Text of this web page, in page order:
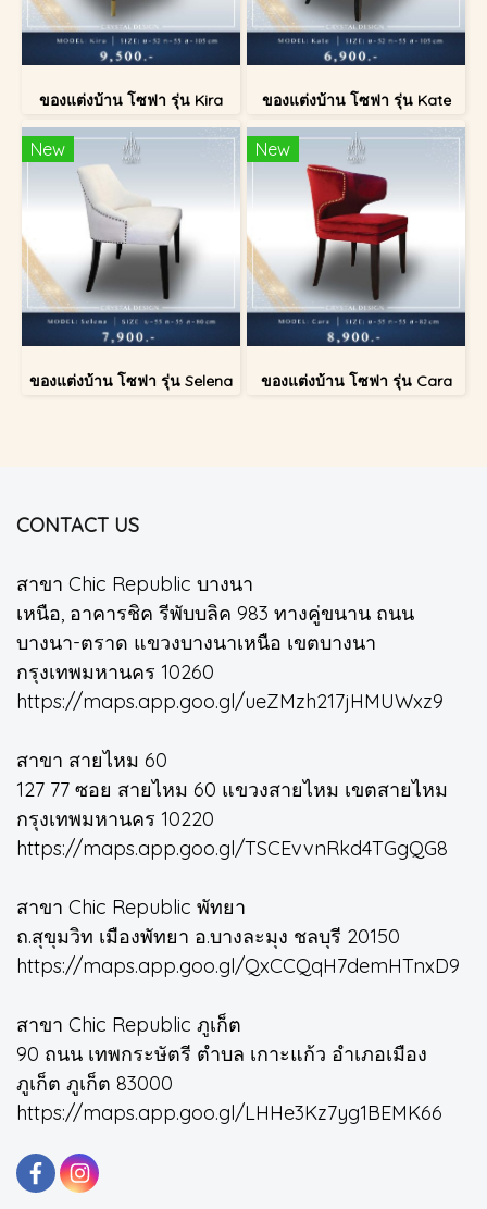
ของแต่งบ้าน โซฟา รุ่น Kira ของแต่งบ้าน โซฟา รุ่น Kate
New
ของแต่งบ้าน โซฟา รุ่น Selena
New
ของแต่งบ้าน โซฟา รุ่น Cara
CONTACT US
สาขา Chic Republic บางนา
เหนือ, อาคารชิค รีพับบลิค 983 ทางคู่ขนาน ถนน
บางนา-ตราด แขวงบางนาเหนือ เขตบางนา
กรุงเทพมหานคร 10260
https://maps.app.goo.gl/ueZMzh217jHMUWxz9
สาขา สายไหม 60
127 77 ซอย สายไหม 60 แขวงสายไหม เขตสายไหม
กรุงเทพมหานคร 10220
https://maps.app.goo.gl/TSCEvvnRkd4TGgQG8
สาขา Chic Republic พัทยา
ถ.สุขุมวิท เมืองพัทยา อ.บางละมุง ชลบุรี 20150
https://maps.app.goo.gl/QxCCQqH7demHTnxD9
สาขา Chic Republic ภูเก็ต
90 ถนน เทพกระษัตรี ตำบล เกาะแก้ว อำเภอเมือง
ภูเก็ต ภูเก็ต 83000
https://maps.app.goo.gl/LHHe3Kz7yg1BEMK66